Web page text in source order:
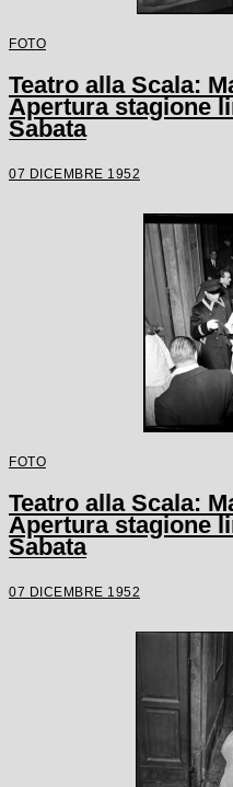
FOTO
Teatro alla Scala:
Apertura stagione
Sabata
07 DICEMBRE 1952
FOTO
Teatro alla Scala:
Apertura stagione
Sabata
07 DICEMBRE 1952